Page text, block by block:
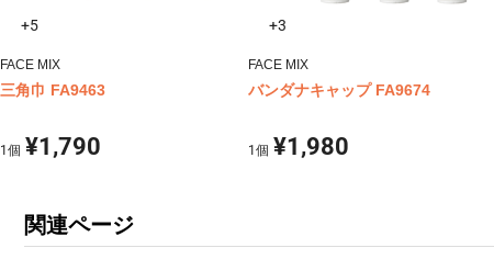
+5
FACE MIX
三角巾 FA9463
1 個 ¥1,790
+3
FACE MIX
バンダナキャップ FA9674
1 個 ¥1,980
関連ページ